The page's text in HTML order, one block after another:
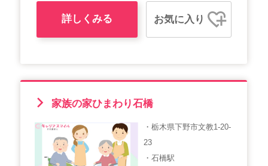
詳しくみる お気に入り
家族の家ひまわり石橋
・栃木県下野市文教1-20-
23
・石橋駅